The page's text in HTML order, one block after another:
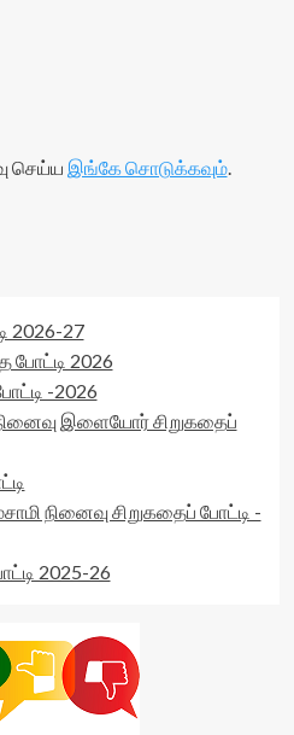
செய்ய இங்கே சொடுக்கவும்.
2026-27
போட்டி 2026
-2026
இளையோர் சிறுகதைப்
நினைவு சிறுகதைப் போட்டி -
2025-26